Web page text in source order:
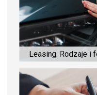
Leasing. Rodzaje i